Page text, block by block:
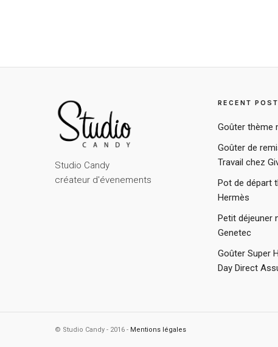
Studio Candy
créateur d'évenements
RECENT
Goûter thème
Goûter de
Travail chez
Pot de départ
Hermès
Petit déjeuner
Genetec
Goûter Super
Day Direct
© Studio Candy - 2016 - Mentions légales